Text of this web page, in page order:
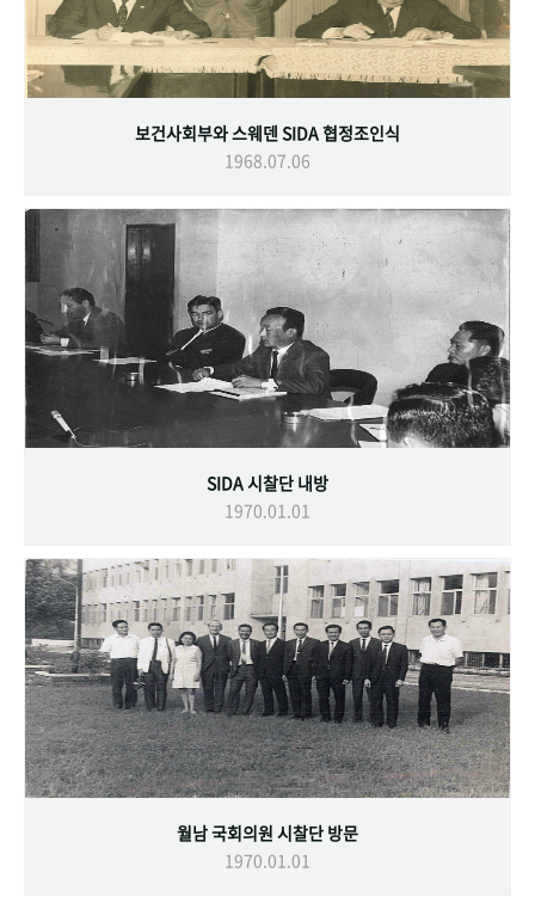
보건사회부와 스웨덴 SIDA 협정조인식
1968.07.06
SIDA 시찰단 내방
1970.01.01
월남 국회의원 시찰단 방문
1970.01.01